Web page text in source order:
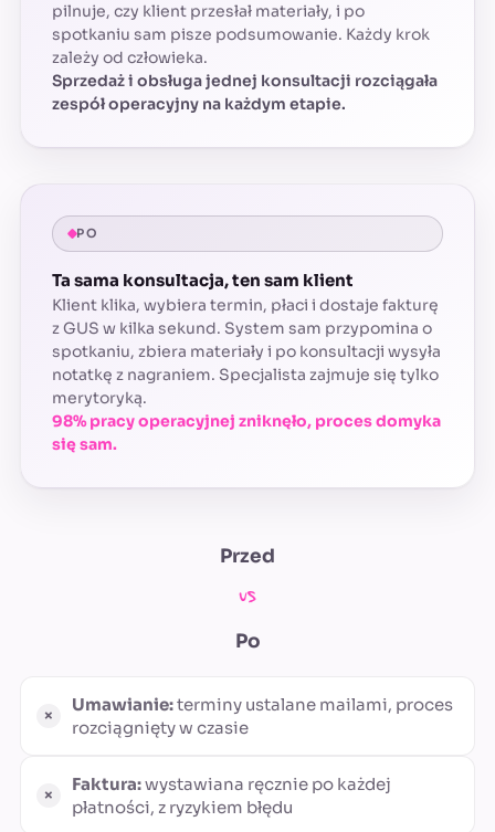
pilnuje, czy klient przesłał materiały, i po
spotkaniu sam pisze podsumowanie. Każdy krok
zależy od człowieka.
Sprzedaż i obsługa jednej konsultacji rozciągała
zespół operacyjny na każdym etapie.
PO
Ta sama konsultacja, ten sam klient
Klient klika, wybiera termin, płaci i dostaje fakturę
z GUS w kilka sekund. System sam przypomina o
spotkaniu, zbiera materiały i po konsultacji wysyła
notatkę z nagraniem. Specjalista zajmuje się tylko
merytoryką.
98% pracy operacyjnej zniknęło, proces domyka
się sam.
Przed
vs
Po
Umawianie:terminy ustalane mailami, proces
rozciągnięty w czasie
Faktura:wystawiana ręcznie po każdej
płatności, z ryzykiem błędu